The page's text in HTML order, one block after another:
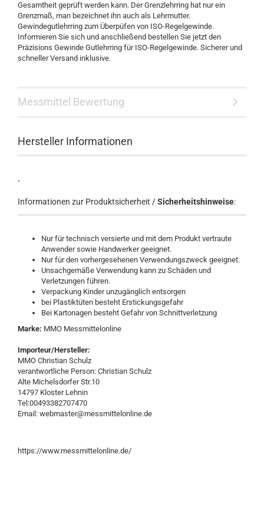
Gesamtheit geprüft werden kann. Der Grenzlehrring hat nur ein
Grenzmaß, man bezeichnet ihn auch als Lehrmutter.
Gewindegutlehrring zum Überpüfen von ISO-Regelgewinde.
Informieren Sie sich und anschließend bestellen Sie jetzt den
Präzisions Gewinde Gutlehrring für ISO-Regelgewinde. Sicherer und
schneller Versand inklusive.
Messmittel Bewertung
Hersteller Informationen
.
Informationen zur Produktsicherheit /Sicherheitshinweise:
Nur für technisch versierte und mit dem Produkt vertraute
Anwender sowie Handwerker geeignet.
Nur für den vorhergesehenen Verwendungszweck geeignet.
Unsachgemäße Verwendung kann zu Schäden und
Verletzungen führen.
Verpackung Kinder unzugänglich entsorgen
bei Plastiktüten besteht Erstickungsgefahr
Bei Kartonagen besteht Gefahr von Schnittverletzung
Marke: MMO Messmittelonline
Importeur/Hersteller:
MMO Christian Schulz
verantwortliche Person: Christian Schulz
Alte Michelsdorfer Str.10
14797 Kloster Lehnin
Tel:00493382707470
Email: webmaster@messmittelonline.de
https://www.messmittelonline.de/